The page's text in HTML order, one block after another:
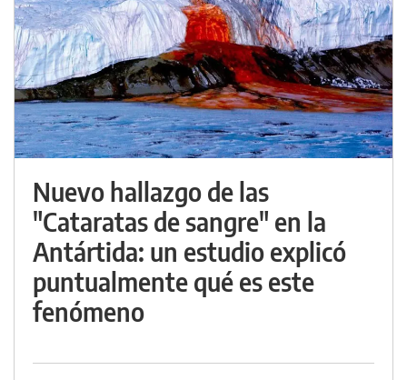
Nuevo hallazgo de las
"Cataratas de sangre" en la
Antártida: un estudio explicó
puntualmente qué es este
fenómeno